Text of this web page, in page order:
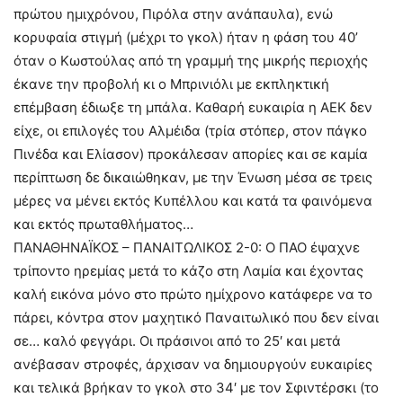
πρώτου ημιχρόνου, Πιρόλα στην ανάπαυλα), ενώ
κορυφαία στιγμή (μέχρι το γκολ) ήταν η φάση του 40’
όταν ο Κωστούλας από τη γραμμή της μικρής περιοχής
έκανε την προβολή κι ο Μπρινιόλι με εκπληκτική
επέμβαση έδιωξε τη μπάλα. Καθαρή ευκαιρία η ΑΕΚ δεν
είχε, οι επιλογές του Αλμέιδα (τρία στόπερ, στον πάγκο
Πινέδα και Ελίασον) προκάλεσαν απορίες και σε καμία
περίπτωση δε δικαιώθηκαν, με την Ένωση μέσα σε τρεις
μέρες να μένει εκτός Κυπέλλου και κατά τα φαινόμενα
και εκτός πρωταθλήματος…
ΠΑΝΑΘΗΝΑΪΚΟΣ – ΠΑΝΑΙΤΩΛΙΚΟΣ 2-0: Ο ΠΑΟ έψαχνε
τρίποντο ηρεμίας μετά το κάζο στη Λαμία και έχοντας
καλή εικόνα μόνο στο πρώτο ημίχρονο κατάφερε να το
πάρει, κόντρα στον μαχητικό Παναιτωλικό που δεν είναι
σε… καλό φεγγάρι. Οι πράσινοι από το 25′ και μετά
ανέβασαν στροφές, άρχισαν να δημιουργούν ευκαιρίες
και τελικά βρήκαν το γκολ στο 34′ με τον Σφιντέρσκι (το